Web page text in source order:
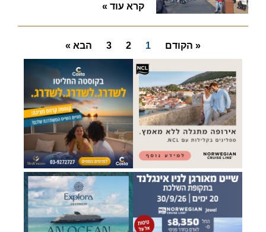
קרא עוד »
« הקודם 1
2
3 הבא »